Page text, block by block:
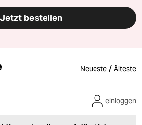
Jetzt bestellen
Neueste / Älteste
einloggen